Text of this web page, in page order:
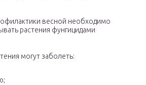
весной необходимо
растения фунгицидами
могут заболеть: